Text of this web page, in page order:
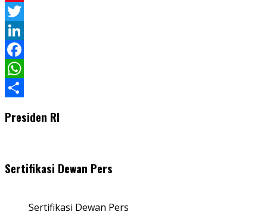
Pinterest
Twitter
LinkedIn
Facebook
WhatsApp
Presiden RI
Sertifikasi Dewan Pers
Sertifikasi Dewan Pers